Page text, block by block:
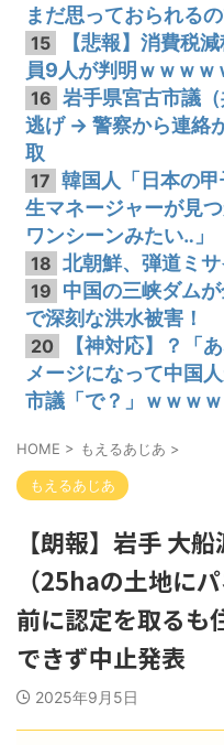
まだ思っておられる
15
【悲報】消費税
員9人が判明ｗｗｗｗ
16 岩手県宮古市議
逃げ → 警察から連絡
取
17 韓国人「日本の
生マネージャーが見
ワンシーンみたい‥」
18 北朝鮮、弾道ミ
19 中国の三峡ダム
で深刻な洪水被害！
20
【神対応】？「
メージになって中国
市議「で？」ｗｗｗ
HOME > もえるあじあ >
もえるあじあ
【朗報】岩手 大
（25haの土地に
前に認定を取るも
できず中止発表
2025年9月5日